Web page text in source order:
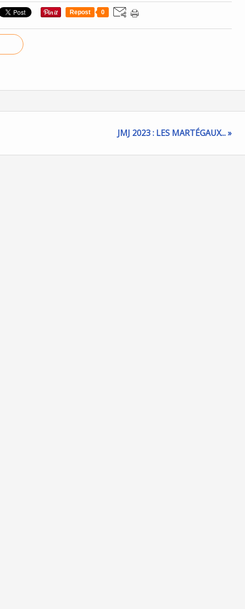
Repost 0
JMJ 2023 : LES MARTÉGAUX... »